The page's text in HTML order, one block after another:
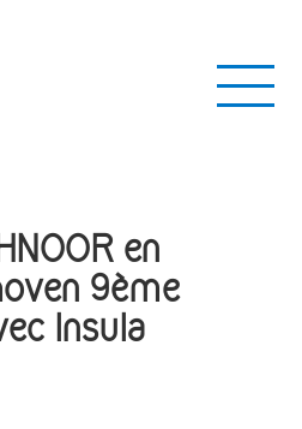
en
9ème
Insula